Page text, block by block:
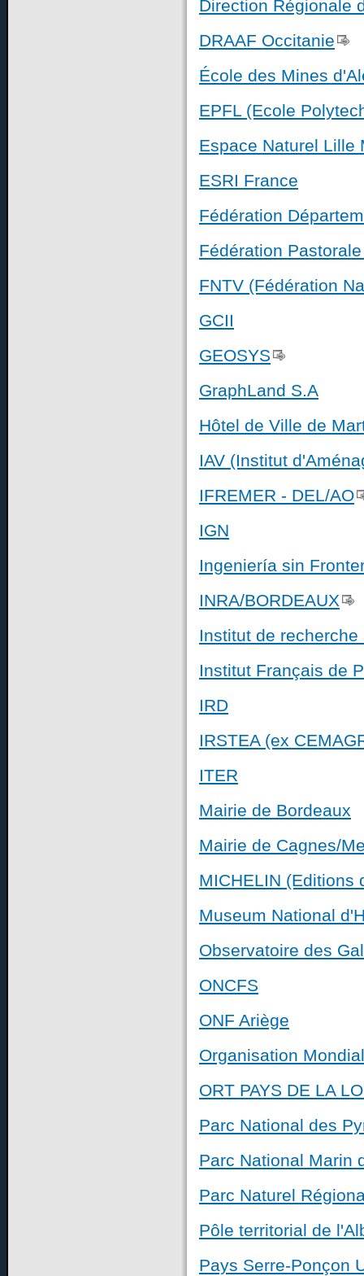
Direction Régionale
DRAAF Occitanie
École des Mines
EPFL (Ecole
Espace Naturel Lille
ESRI France
Fédération
Fédération
FNTV (Fédération
GCII
GEOSYS
GraphLand S.A
Hôtel de Ville de
IAV (Institut
IFREMER - DEL/AO
IGN
Ingeniería sin
INRA/BORDEAUX
Institut de
Institut Français de
IRD
IRSTEA (ex
ITER
Mairie de Bordeaux
Mairie de Cagnes/
MICHELIN (Editions
Museum National
Observatoire des
ONCFS
ONF Ariège
Organisation
ORT PAYS DE LA
Parc National des
Parc National Marin
Parc Naturel
Pôle territorial de
Pays Serre-Ponçon